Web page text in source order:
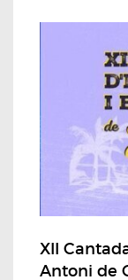
XII
Antoni de